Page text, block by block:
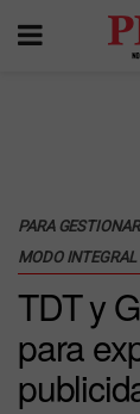
PARA
MODO INTEGRAL
TDT y
para